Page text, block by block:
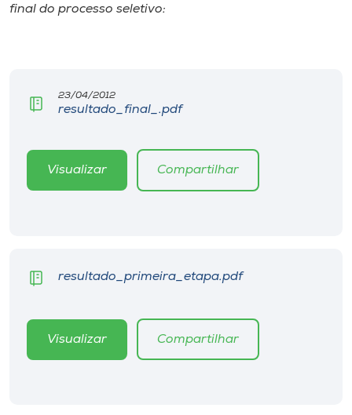
Museu
o idioma
final do processo seletivo:
23/04/2012
resultado_final_.pdf
Visualizar Compartilhar
resultado_primeira_etapa.pdf
Visualizar Compartilhar